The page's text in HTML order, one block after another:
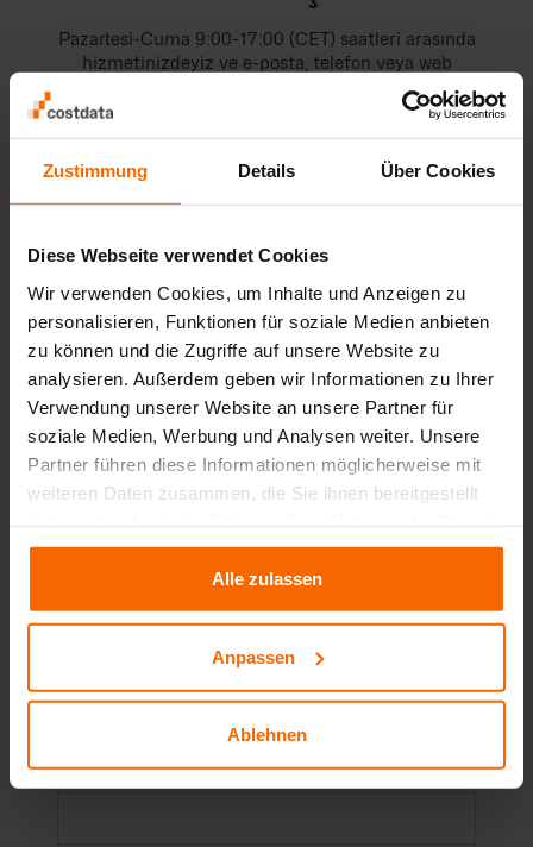
Zustimmung Details Über Cookies
Diese Webseite verwendet Cookies
Wir verwenden Cookies, um Inhalte und Anzeigen zu
personalisieren, Funktionen für soziale Medien anbieten
zu können und die Zugriffe auf unsere Website zu
analysieren. Außerdem geben wir Informationen zu Ihrer
Verwendung unserer Website an unsere Partner für
soziale Medien, Werbung und Analysen weiter. Unsere
Partner führen diese Informationen möglicherweise mit
weiteren Daten zusammen, die Sie ihnen bereitgestellt
gesammelt haben.
Alle zulassen
Anpassen
Ablehnen
Pazartesi-Cuma 9:00-17:00 (CET) saatleri arasında
hizmetinizdeyiz ve e-posta, telefon veya web
sitemizdeki iletişim formu aracılığıyla size yardımcı
Telefon
+49 221 - 93 46 78 - 0
E-posta
info@costdata.de
Teknik Destek
+49 221 - 93 46 78 - 3
+49 221 - 93 46 78 - 9
Soyadı